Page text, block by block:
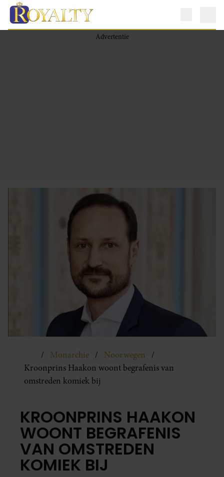
Monarchie
Noorwegen
Kroonprins Haakon woont begrafenis van
omstreden komiek bij
KROONPRINS HAAKON
WOONT BEGRAFENIS
VAN OMSTREDEN
KOMIEK BIJ